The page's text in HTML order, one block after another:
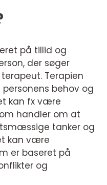
på tillid og
der søger
Terapien
behov og
kan fx være
handler om at
tanker og
kan være
er baseret på
og